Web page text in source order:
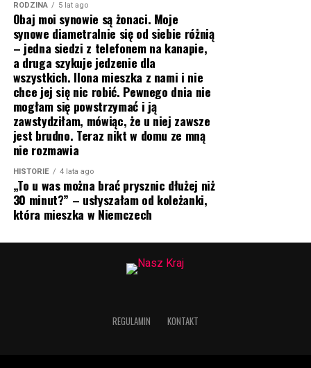
RODZINA 5 lat ago
Obaj moi synowie są żonaci. Moje
synowe diametralnie się od siebie różnią
– jedna siedzi z telefonem na kanapie,
a druga szykuje jedzenie dla
wszystkich. Ilona mieszka z nami i nie
chce jej się nic robić. Pewnego dnia nie
mogłam się powstrzymać i ją
zawstydziłam, mówiąc, że u niej zawsze
jest brudno. Teraz nikt w domu ze mną
nie rozmawia
HISTORIE 4 lata ago
„To u was można brać prysznic dłużej niż
30 minut?” – usłyszałam od koleżanki,
która mieszka w Niemczech
REGULAMIN KONTAKT